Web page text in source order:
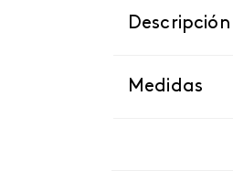
Descripción
Medidas